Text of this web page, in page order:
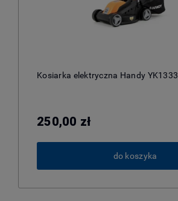
Kosiarka elektryczna Handy YK1333
250,00 zł
do koszyka